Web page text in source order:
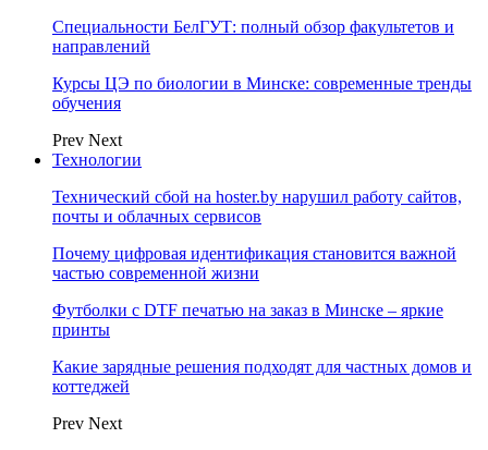
Специальности БелГУТ: полный обзор факультетов и
направлений
Курсы ЦЭ по биологии в Минске: современные тренды
обучения
Prev Next
Технологии
Технический сбой на hoster.by нарушил работу сайтов,
почты и облачных сервисов
Почему цифровая идентификация становится важной
частью современной жизни
Футболки с DTF печатью на заказ в Минске – яркие
принты
Какие зарядные решения подходят для частных домов и
коттеджей
Prev Next